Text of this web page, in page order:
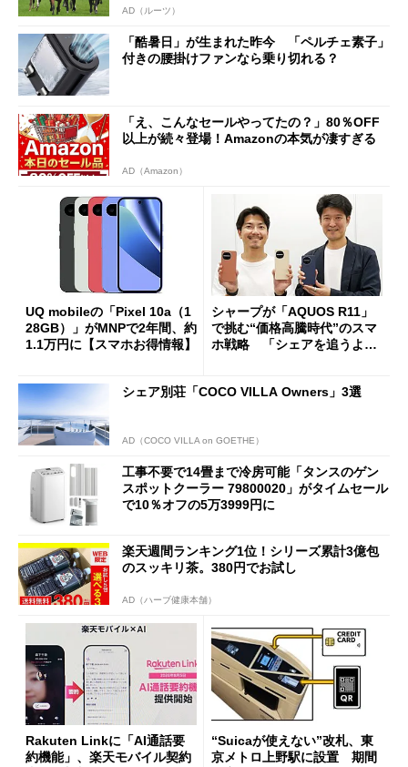
AD（ルーツ）
「酷暑日」が生まれた昨今 「ペルチェ素子」
付きの腰掛けファンなら乗り切れる？
「え、こんなセールやってたの？」80％OFF
以上が続々登場！Amazonの本気が凄すぎる
AD（Amazon）
UQ mobileの「Pixel 10a（1
28GB）」がMNPで2年間、約
1.1万円に【スマホお得情報】
シャープが「AQUOS R11」
で挑む“価格高騰時代”のスマ
ホ戦略 「シェアを追うより
シェア別荘「COCO VILLA Owners」3選
AD（COCO VILLA on GOETHE）
工事不要で14畳まで冷房可能「タンスのゲン
スポットクーラー 79800020」がタイムセール
で10％オフの5万3999円に
楽天週間ランキング1位！シリーズ累計3億包
のスッキリ茶。380円でお試し
AD（ハーブ健康本舗）
Rakuten Linkに「AI通話要
約機能」、楽天モバイル契約
“Suicaが使えない”改札、東
京メトロ上野駅に設置 期間